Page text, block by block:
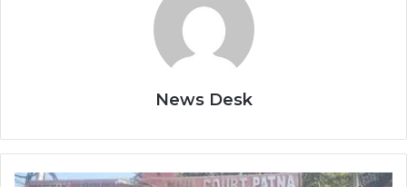
News Desk